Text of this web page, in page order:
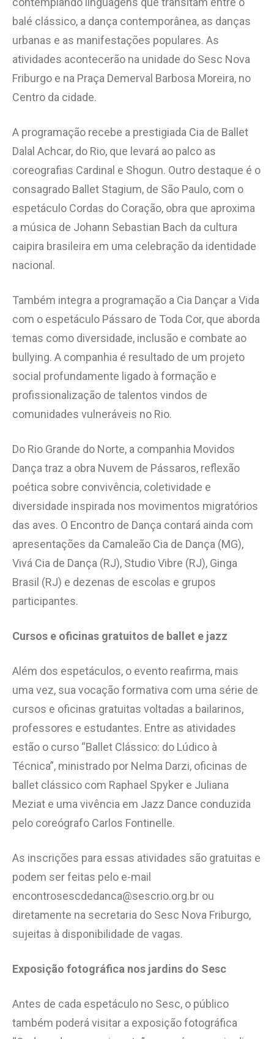
balé clássico, a dança contemporânea, as danças
urbanas e as manifestações populares. As
atividades acontecerão na unidade do Sesc Nova
Friburgo e na Praça Demerval Barbosa Moreira, no
Centro da cidade.
A programação recebe a prestigiada Cia de Ballet
Dalal Achcar, do Rio, que levará ao palco as
coreografias Cardinal e Shogun. Outro destaque é o
consagrado Ballet Stagium, de São Paulo, com o
espetáculo Cordas do Coração, obra que aproxima
a música de Johann Sebastian Bach da cultura
caipira brasileira em uma celebração da identidade
nacional.
Também integra a programação a Cia Dançar a Vida
com o espetáculo Pássaro de Toda Cor, que aborda
temas como diversidade, inclusão e combate ao
bullying. A companhia é resultado de um projeto
social profundamente ligado à formação e
profissionalização de talentos vindos de
comunidades vulneráveis no Rio.
Do Rio Grande do Norte, a companhia Movidos
Dança traz a obra Nuvem de Pássaros, reflexão
poética sobre convivência, coletividade e
diversidade inspirada nos movimentos migratórios
das aves. O Encontro de Dança contará ainda com
apresentações da Camaleão Cia de Dança (MG),
Vivá Cia de Dança (RJ), Studio Vibre (RJ), Ginga
Brasil (RJ) e dezenas de escolas e grupos
participantes.
Cursos e oficinas gratuitos de ballet e jazz
Além dos espetáculos, o evento reafirma, mais
uma vez, sua vocação formativa com uma série de
cursos e oficinas gratuitas voltadas a bailarinos,
professores e estudantes. Entre as atividades
estão o curso “Ballet Clássico: do Lúdico à
Técnica”, ministrado por Nelma Darzi, oficinas de
ballet clássico com Raphael Spyker e Juliana
Meziat e uma vivência em Jazz Dance conduzida
pelo coreógrafo Carlos Fontinelle.
As inscrições para essas atividades são gratuitas e
podem ser feitas pelo e-mail
encontrosescdedanca@sescrio.org.br ou
diretamente na secretaria do Sesc Nova Friburgo,
sujeitas à disponibilidade de vagas.
Exposição fotográfica nos jardins do Sesc
Antes de cada espetáculo no Sesc, o público
também poderá visitar a exposição fotográfica